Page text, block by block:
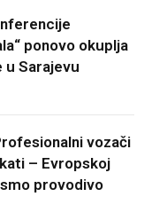
ponovo okuplja
u Sarajevu
vozači
– Evropskoj
provodivo